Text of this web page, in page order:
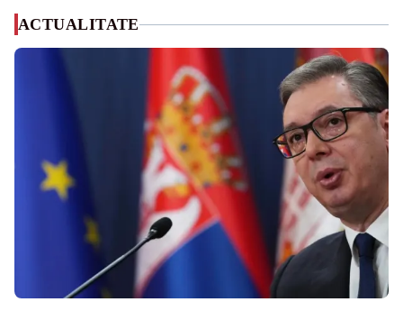
ACTUALITATE